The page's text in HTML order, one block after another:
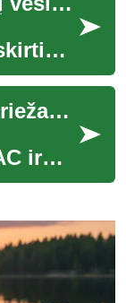
iki
Dažniausios gedimų priežastys ir paprasti sprendimai namams
ir